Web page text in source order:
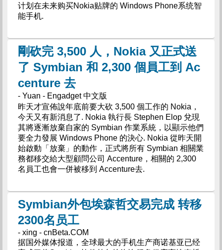
计划在未来购买Nokia贴牌的 Windows Phone系统智
能手机.
剛砍完 3,500 人，Nokia 又正式送
了 Symbian 和 2,300 個員工到 Ac
centure 去
- Yuan - Engadget 中文版
昨天才宣佈說年底前要大砍 3,500 個工作的 Nokia，
今天又有新消息了. Nokia 執行長 Stephen Elop 兌現
其將逐漸放棄自家的 Symbian 作業系統，以顯示他們
要全力發展 Windows Phone 的決心. Nokia 從昨天開
始啟動「放棄」的動作，正式將所有 Symbian 相關業
務都移交給大型顧問公司 Accenture，相關的 2,300
名員工也會一併被移到 Accenture去.
Symbian外包埃森哲交易完成 转移
2300名员工
- xing - cnBeta.COM
据国外媒体报道，全球最大的手机生产商诺基亚已经